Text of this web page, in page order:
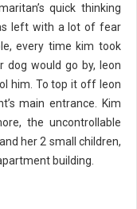
quick thinking
left with a lot of fear
every time kim took
dog would go by, leon
him. To top it off leon
main entrance. Kim
the uncontrollable
her 2 small children,
building.